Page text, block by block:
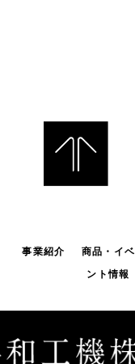
事業紹介
商品・イベ
ント情報